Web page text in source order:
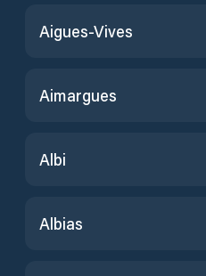
Aigues-Vives
Aimargues
Albi
Albias